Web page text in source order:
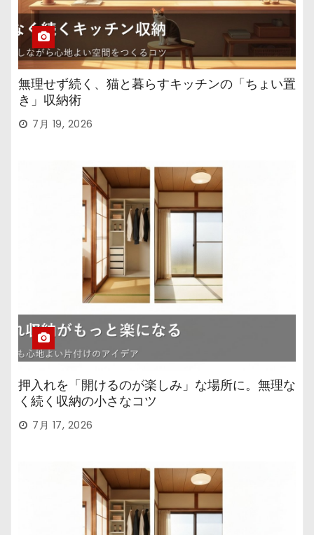
無理せず続く、猫と暮らすキッチンの「ちょい置
き」収納術
7月 19, 2026
押入れを「開けるのが楽しみ」な場所に。無理な
く続く収納の小さなコツ
7月 17, 2026